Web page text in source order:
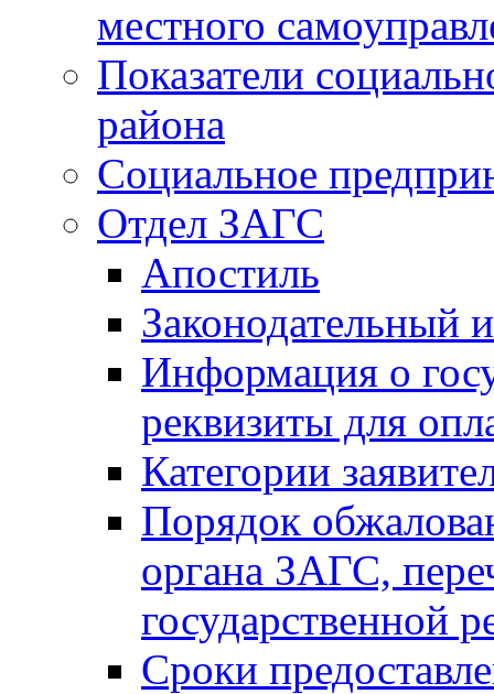
местного
Показатели
района
Социальное
Отдел ЗАГС
Апостиль
Законодательный
Информация о
реквизиты для
Категории
Порядок
органа ЗАГС,
государственной
Сроки